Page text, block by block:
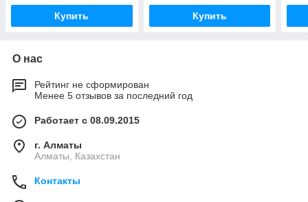
Купить Купить
О нас
Рейтинг не сформирован
Менее 5 отзывов за последний год
Работает с 08.09.2015
г. Алматы
Алматы, Казахстан
Контакты